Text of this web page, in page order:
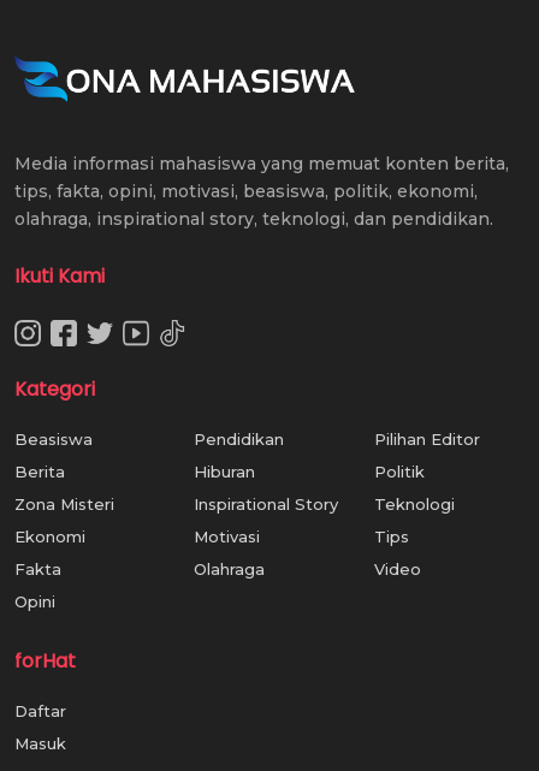
Media informasi mahasiswa yang memuat konten berita,
tips, fakta, opini, motivasi, beasiswa, politik, ekonomi,
olahraga, inspirational story, teknologi, dan pendidikan.
Ikuti Kami
Kategori
Beasiswa
Berita
Zona Misteri
Ekonomi
Fakta
Opini
Pendidikan
Hiburan
Inspirational Story
Motivasi
Olahraga
Pilihan Editor
Politik
Teknologi
Tips
Video
forHat
Daftar
Masuk